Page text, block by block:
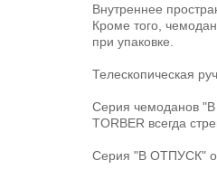
Внутреннее
Кроме того,
при упаковке.
Телескопическая
Серия чемоданов "В
TORBER всегда
Серия "В ОТПУСК"